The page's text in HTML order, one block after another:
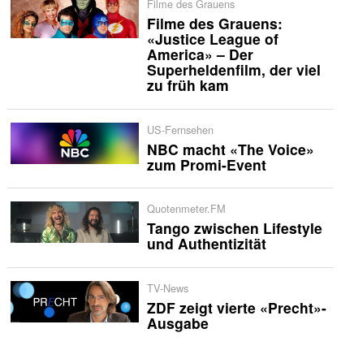
Filme des Grauens
Filme des Grauens:
«Justice League of
America» – Der
Superheldenfilm, der viel
zu früh kam
US-Fernsehen
NBC macht «The Voice»
zum Promi-Event
Quotenmeter.FM
Tango zwischen Lifestyle
und Authentizität
TV-News
ZDF zeigt vierte «Precht»-
Ausgabe